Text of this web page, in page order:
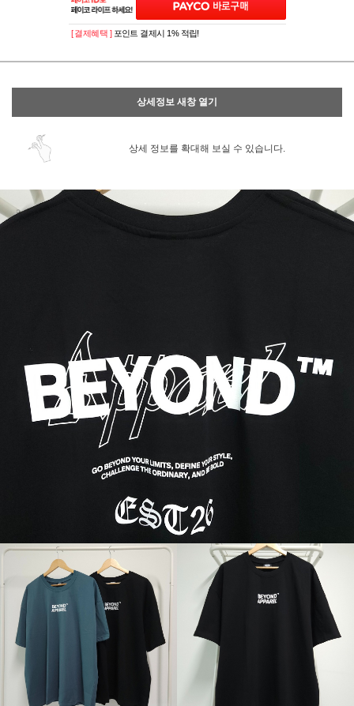
페이코 ID로 페
PAYCO 바로구매
[ 결제혜택 ] 포인트 결제시 1% 적립!
상세정보 새창 열기
상세 정보를 확대해 보실 수 있습니다.